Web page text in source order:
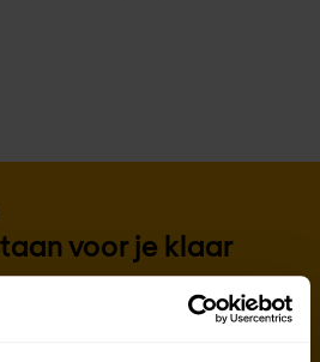
voor je klaar
prijsinformatie, technische